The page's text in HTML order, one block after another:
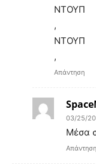
ΝΤΟΥΠ
,
ΝΤΟΥΠ
,
Απάντηση
03/25/
Μέσα
Απάντηση